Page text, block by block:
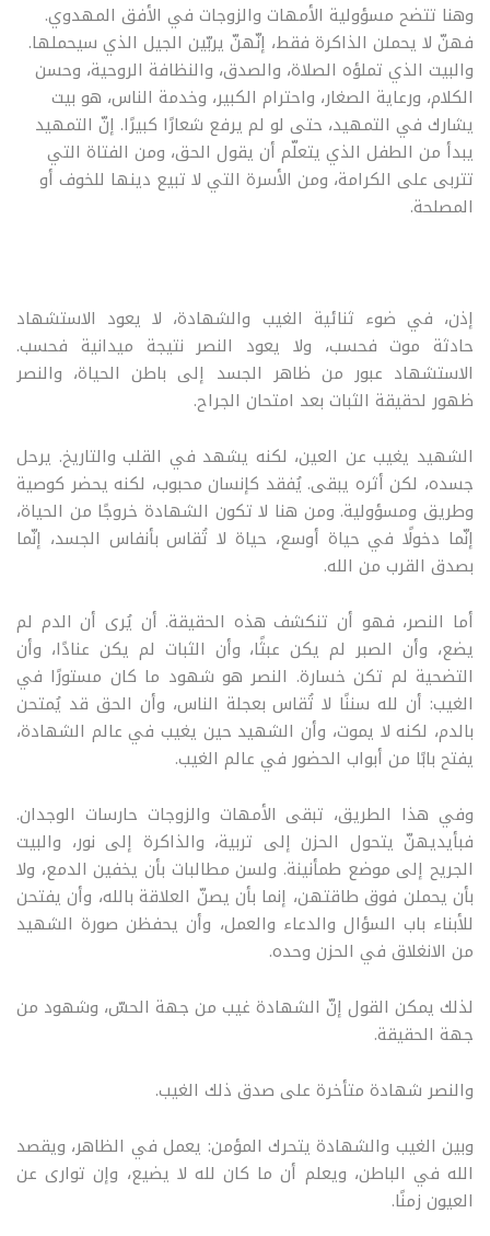
وهنا تتضح مسؤولية الأمهات والزوجات في الأفق المهدوي.
فهنّ لا يحملن الذاكرة فقط، إنّهنّ يربّين الجيل الذي سيحملها.
والبيت الذي تملؤه الصلاة، والصدق، والنظافة الروحية، وحسن
الكلام، ورعاية الصغار، واحترام الكبير، وخدمة الناس، هو بيت
يشارك في التمهيد، حتى لو لم يرفع شعارًا كبيرًا. إنّ التمهيد
يبدأ من الطفل الذي يتعلّم أن يقول الحق، ومن الفتاة التي
تتربى على الكرامة، ومن الأسرة التي لا تبيع دينها للخوف أو
المصلحة.
إذن، في ضوء ثنائية الغيب والشهادة، لا يعود الاستشهاد
حادثة موت فحسب، ولا يعود النصر نتيجة ميدانية فحسب.
الاستشهاد عبور من ظاهر الجسد إلى باطن الحياة، والنصر
ظهور لحقيقة الثبات بعد امتحان الجراح.
الشهيد يغيب عن العين، لكنه يشهد في القلب والتاريخ. يرحل
جسده، لكن أثره يبقى. يُفقد كإنسان محبوب، لكنه يحضر كوصية
وطريق ومسؤولية. ومن هنا لا تكون الشهادة خروجًا من الحياة،
إنّما دخولًا في حياة أوسع، حياة لا تُقاس بأنفاس الجسد، إنّما
بصدق القرب من الله.
أما النصر، فهو أن تنكشف هذه الحقيقة. أن يُرى أن الدم لم
يضع، وأن الصبر لم يكن عبثًا، وأن الثبات لم يكن عنادًا، وأن
التضحية لم تكن خسارة. النصر هو شهود ما كان مستورًا في
الغيب: أن لله سننًا لا تُقاس بعجلة الناس، وأن الحق قد يُمتحن
بالدم، لكنه لا يموت، وأن الشهيد حين يغيب في عالم الشهادة،
يفتح بابًا من أبواب الحضور في عالم الغيب.
وفي هذا الطريق، تبقى الأمهات والزوجات حارسات الوجدان.
فبأيديهنّ يتحول الحزن إلى تربية، والذاكرة إلى نور، والبيت
الجريح إلى موضع طمأنينة. ولسن مطالبات بأن يخفين الدمع، ولا
بأن يحملن فوق طاقتهن، إنما بأن يصنّ العلاقة بالله، وأن يفتحن
للأبناء باب السؤال والدعاء والعمل، وأن يحفظن صورة الشهيد
من الانغلاق في الحزن وحده.
لذلك يمكن القول إنّ الشهادة غيب من جهة الحسّ، وشهود من
جهة الحقيقة.
والنصر شهادة متأخرة على صدق ذلك الغيب.
وبين الغيب والشهادة يتحرك المؤمن: يعمل في الظاهر، ويقصد
الله في الباطن، ويعلم أن ما كان لله لا يضيع، وإن توارى عن
العيون زمنًا.